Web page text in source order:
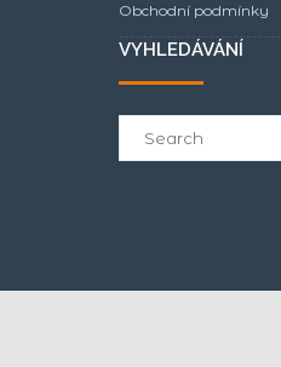
Obchodní podmínky
VYHLEDÁVÁNÍ